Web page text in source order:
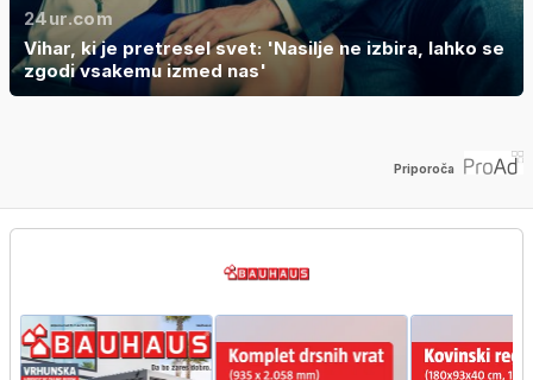
24ur.com
Vihar, ki je pretresel svet: 'Nasilje ne izbira, lahko se
zgodi vsakemu izmed nas'
Priporoča